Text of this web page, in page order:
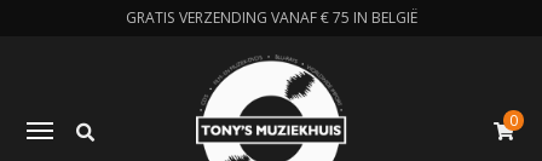
GRATIS VERZENDING VANAF € 75 IN BELGIË
Toggle navigation 0